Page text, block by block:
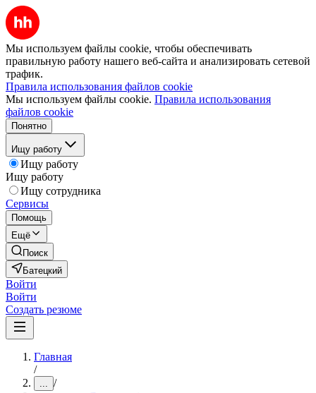
Мы используем файлы cookie, чтобы обеспечивать
правильную работу нашего веб-сайта и анализировать сетевой
трафик.
Правила использования файлов cookie
Мы используем файлы cookie. Правила использования
файлов cookie
Понятно
Ищу работу
Ищу работу
Ищу работу
Ищу сотрудника
Сервисы
Помощь
Ещё
Поиск
Батецкий
Войти
Войти
Создать резюме
Главная
/
... /